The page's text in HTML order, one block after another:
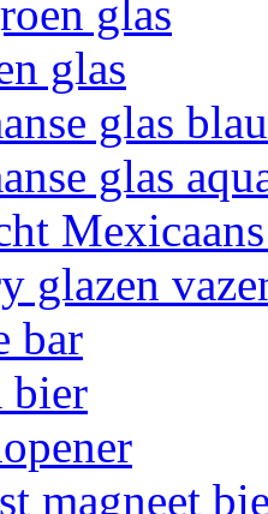
glas
glas
glas
glas
glazen
bar
bier
magneet